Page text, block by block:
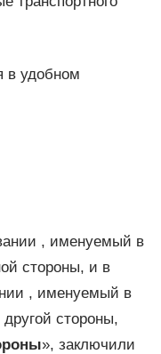
в удобном
, именуемый в
стороны, и в
, именуемый в
другой стороны,
», заключили